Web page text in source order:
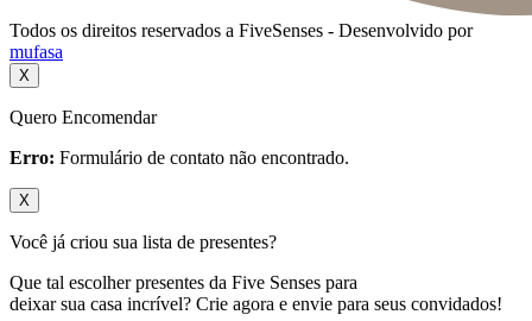
Todos os direitos reservados a FiveSenses - Desenvolvido por
mufasa
X
Quero Encomendar
Erro: Formulário de contato não encontrado.
X
Você já criou sua lista de presentes?
Que tal escolher presentes da Five Senses para
deixar sua casa incrível? Crie agora e envie para seus convidados!